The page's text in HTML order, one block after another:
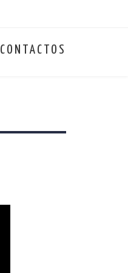
CONTACTOS